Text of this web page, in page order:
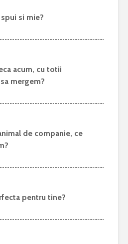
si mie?
acum, cu totii
mergem?
de companie, ce
pentru tine?